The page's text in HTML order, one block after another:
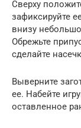
Сверху
зафиксируйте
внизу
Обрежьте
сделайте
Выверните
ее. Набейте
оставленное